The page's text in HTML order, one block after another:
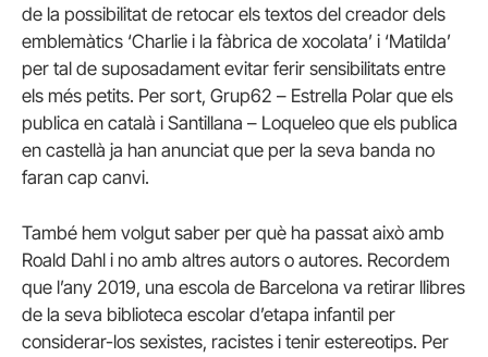
de la possibilitat de retocar els textos del creador dels
emblemàtics ‘Charlie i la fàbrica de xocolata’ i ‘Matilda’
per tal de suposadament evitar ferir sensibilitats entre
els més petits. Per sort, Grup62 – Estrella Polar que els
publica en català i Santillana – Loqueleo que els publica
en castellà ja han anunciat que per la seva banda no
faran cap canvi.
També hem volgut saber per què ha passat això amb
Roald Dahl i no amb altres autors o autores. Recordem
que l’any 2019, una escola de Barcelona va retirar llibres
de la seva biblioteca escolar d’etapa infantil per
considerar-los sexistes, racistes i tenir estereotips. Per